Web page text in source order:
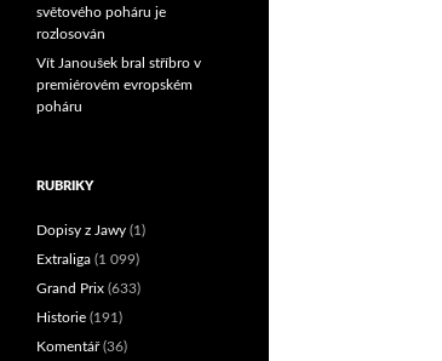
světového poháru je
rozlosován
Vít Janoušek bral stříbro v
premiérovém evropském
poháru
RUBRIKY
Dopisy z Jawy (1)
Extraliga (1 099)
Grand Prix (633)
Historie (191)
Komentář(36)